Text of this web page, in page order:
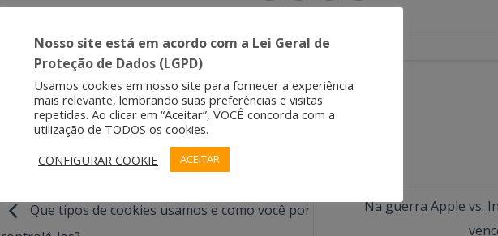
Esse registro foi postado emNotícias.Adicione aos favoritos.
LUIS FELIPE SOUZA CUNHA
Que tipos de cookies usamos e como você por
Na guerra Apple vs.
Nosso site está em acordo com a Lei Geral de
Proteção de Dados (LGPD)
Usamos cookies em nosso site para fornecer a experiência
mais relevante, lembrando suas preferências e visitas
repetidas. Ao clicar em “Aceitar”, VOCÊ concorda com a
utilização de TODOS os cookies.
CONFIGURAR COOKIE
ACEITAR